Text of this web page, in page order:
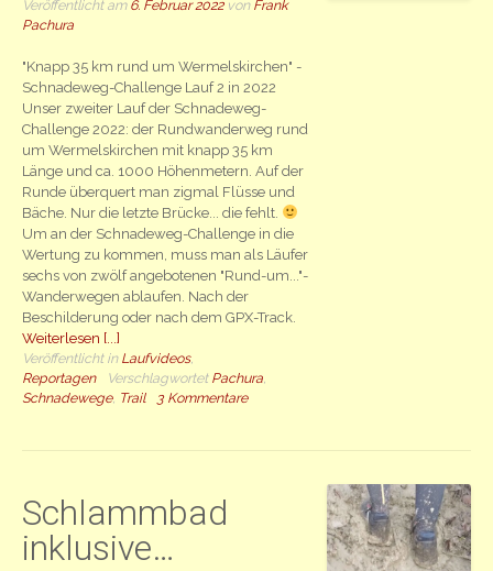
Veröffentlicht am 6. Februar 2022von Frank
Pachura
"Knapp 35 km rund um Wermelskirchen" -
Schnadeweg-Challenge Lauf 2 in 2022
Unser zweiter Lauf der Schnadeweg-
Challenge 2022: der Rundwanderweg rund
um Wermelskirchen mit knapp 35 km
Länge und ca. 1000 Höhenmetern. Auf der
Runde überquert man zigmal Flüsse und
Bäche. Nur die letzte Brücke... die fehlt.
Um an der Schnadeweg-Challenge in die
Wertung zu kommen, muss man als Läufer
sechs von zwölf angebotenen "Rund-um..."-
Wanderwegen ablaufen. Nach der
Beschilderung oder nach dem GPX-Track.
Weiterlesen [...]
Veröffentlicht in Laufvideos,
Reportagen
Verschlagwortet Pachura,
Schnadewege, Trail 3 Kommentare
Schlammbad
inklusive…